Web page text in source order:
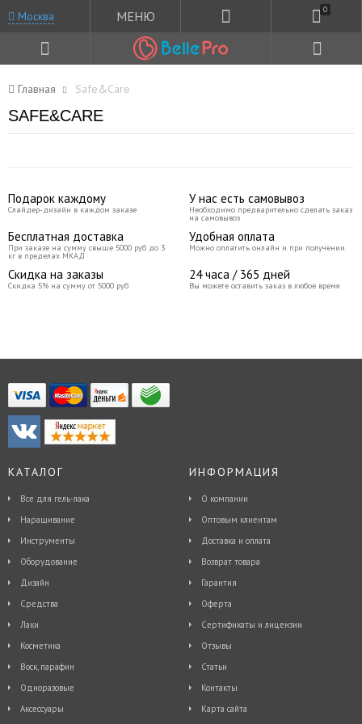
Москва МЕНЮ 0
Главная Safe&Care
SAFE&CARE
Подарок каждому
Слайдер-дизайн в каждом заказе
У нас есть самовывоз
Необходимо предварительно сделать заказ
на самовывоз
Бесплатная доставка
При заказе на сумму свыше 5000 руб до 3
кг в пределах МКАД
Удобная оплата
Можно оплатить онлайн и при получении
Скидка на заказы
Скидка 5% на сумму от 5000 руб
24 часа / 365 дней
Вы можете оставить заказ в любое время
КАТАЛОГ
Все для гель-лака
Наращивание
Инструменты
Оборудование
Дизайн
Средства
Лаки
Косметика
Воск, парафин
Одноразовые
Аксессуары
ИНФОРМАЦИЯ
О компании
Оптовым клиентам
Доставка и оплата
Возврат товара
Гарантия
Оферта
Сертификаты и лицензии
Отзывы
Статьи
Контакты
Карта сайта